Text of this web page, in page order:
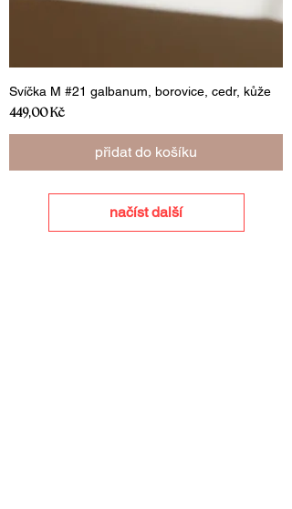
Svíčka M #21 galbanum, borovice, cedr, kůže
Cena
449,00 Kč
přidat do košíku
načíst další